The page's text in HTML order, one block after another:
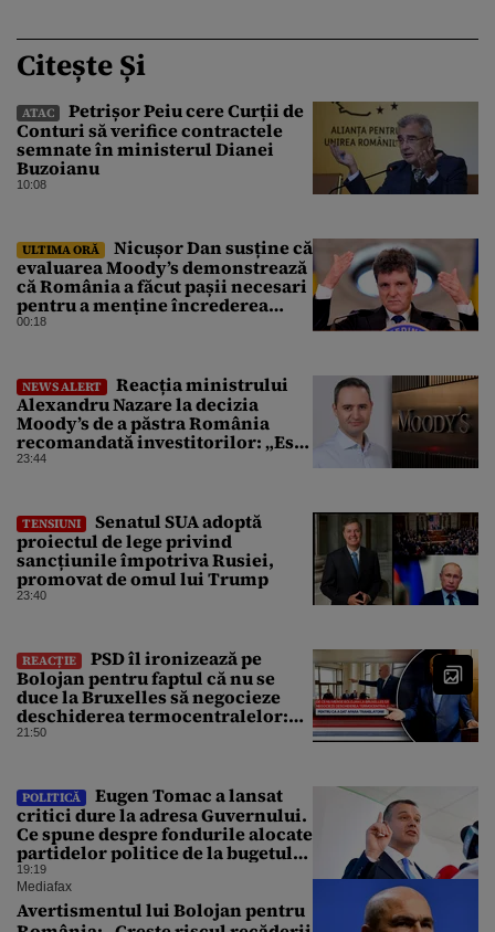
Citește Și
ATAC
Petrișor Peiu cere Curții de
Conturi să verifice contractele
semnate în ministerul Dianei
Buzoianu
10:08
ULTIMA ORĂ
Nicușor Dan susține că
evaluarea Moody’s demonstrează
că România a făcut pașii necesari
pentru a menține încrederea
investitorilor: „Totuși,
00:18
NEWS ALERT
Reacția ministrului
Alexandru Nazare la decizia
Moody’s de a păstra România
recomandată investitorilor: „Este
un răgaz, dar în niciun caz un
23:44
TENSIUNI
Senatul SUA adoptă
proiectul de lege privind
sancțiunile împotriva Rusiei,
promovat de omul lui Trump
23:40
REACȚIE
PSD îl ironizează pe
Bolojan pentru faptul că nu se
duce la Bruxelles să negocieze
deschiderea termocentralelor:
„Pentru că a dat afară
21:50
POLITICĂ
Eugen Tomac a lansat
critici dure la adresa Guvernului.
Ce spune despre fondurile alocate
partidelor politice de la bugetul
de stat
19:19
Mediafax
Avertismentul lui Bolojan pentru